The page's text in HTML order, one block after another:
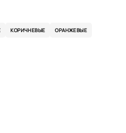
КОРИЧНЕВЫЕ ОРАНЖЕВЫЕ